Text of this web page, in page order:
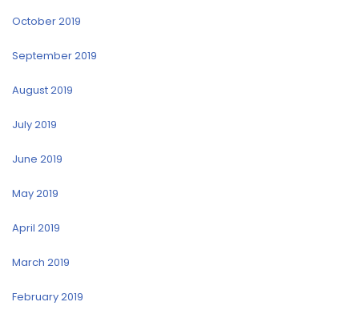
October 2019
September 2019
August 2019
July 2019
June 2019
May 2019
April 2019
March 2019
February 2019